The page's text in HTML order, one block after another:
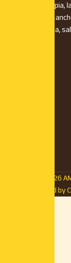
È vietata la
pubblicazione,
qualsiasi forma,
© Copyright 2026
(MI) – Powered by